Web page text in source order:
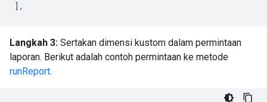
Langkah 3: Sertakan dimensi kustom dalam permintaan
laporan. Berikut adalah contoh permintaan ke metode
runReport.